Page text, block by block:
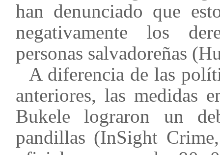
han denunciado que
negativamente los
personas salvadoreñas
A diferencia de las
anteriores, las medidas
Bukele lograron un
pandillas (InSight